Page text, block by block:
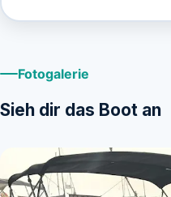
Fotogalerie
Sieh dir das Boot an